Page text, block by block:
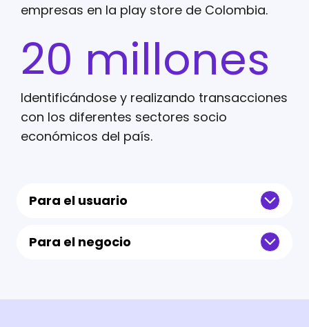
empresas en la play store de Colombia.
20 millones
Identificándose y realizando transacciones
con los diferentes sectores socio
económicos del país.
Para el usuario
Para el negocio